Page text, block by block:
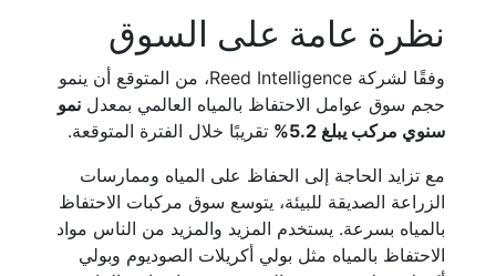
نظرة عامة على السوق
وفقًا لشركة Reed Intelligence، من المتوقع أن ينمو
حجم سوق عوامل الاحتفاظ بالمياه العالمي بمعدل نمو
سنوي مركب يبلغ 5.2%
تقريبًا خلال الفترة المتوقعة.
مع تزايد الحاجة إلى الحفاظ على المياه وممارسات
الزراعة الصديقة للبيئة، يتوسع سوق مركبات الاحتفاظ
بالمياه بسرعة. يستخدم المزيد والمزيد من الناس مواد
الاحتفاظ بالمياه مثل بولي أكريلات الصوديوم وبولي